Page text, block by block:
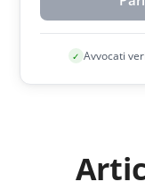
✓ Avvocati